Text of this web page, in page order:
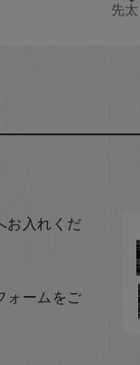
お入れくだ
ォームをご